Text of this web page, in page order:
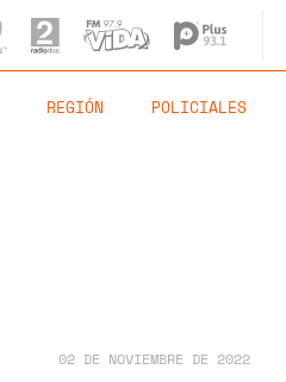
REGIÓN POLICIALES
02 DE NOVIEMBRE DE 2022